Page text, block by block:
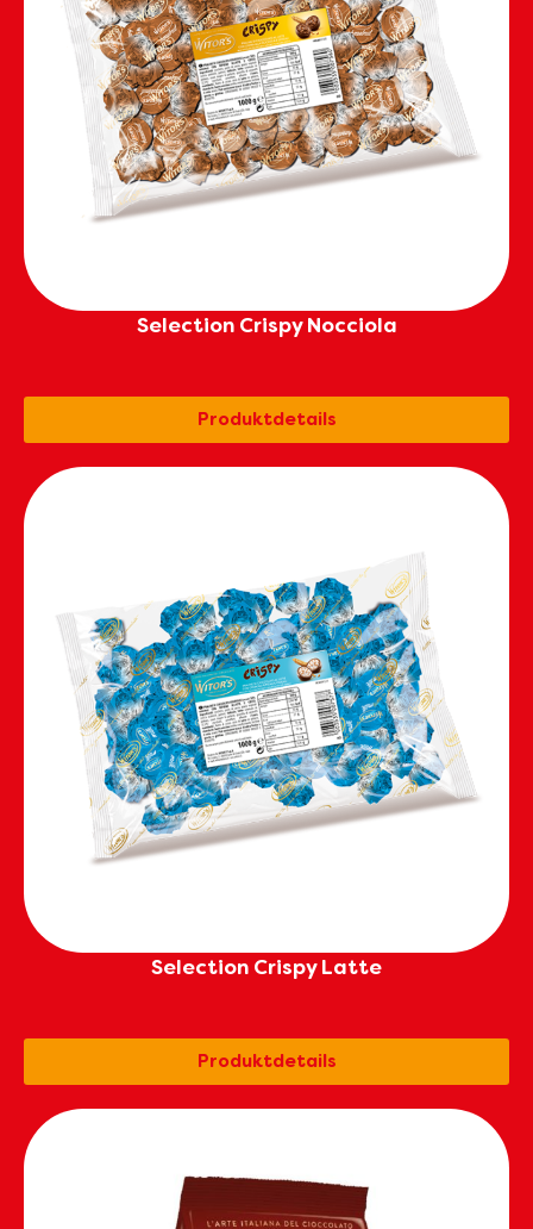
Selection Crispy Nocciola
Produktdetails
Selection Crispy Latte
Produktdetails